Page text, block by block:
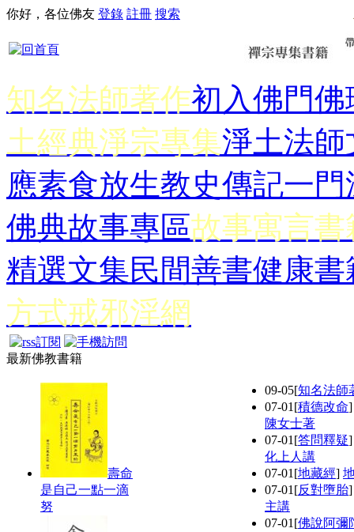
你好，各位佛友 登錄 註冊 搜索
知名法師著作初入佛門佛
土經典淨宗專集淨土法師
應素食放生教史傳記一門
佛典故事專區故事寓言書
精選文集民間善書健康書
方式戒邪淫網
最新佛教書籍
壽命
是自己一點一滴
努
09-05[知名法師
07-01 [積德改命
陳女士著
07-01 [答問釋疑
化上人講
07-01 [地藏經]
07-01 [反對墮胎
主講
07-01 [佛說阿彌